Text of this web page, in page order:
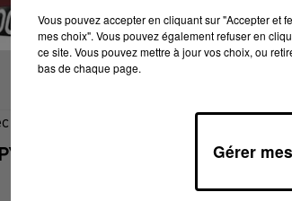
DU 06/11/2023 À 10H38
Vous pouvez accepter en cliquant sur "Accepter et
mes choix". Vous pouvez également refuser en
ce site. Vous pouvez mettre à jour vos choix, ou
bas de chaque page.
Gérer